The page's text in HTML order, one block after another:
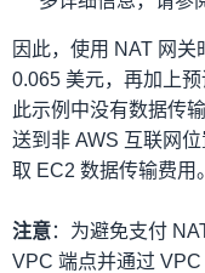
因此，使用 NAT 网
0.065 美元，再加上
此示例中没有数据传
送到非 AWS 互联网
取 EC2 数据传输费用。
注意：为避免支付
VPC 端点并通过